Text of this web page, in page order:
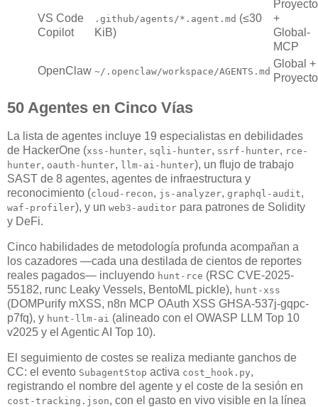
VS Code
Copilot
.github/agents/*.agent.md (≤30
KiB)
Proyecto
+
Global-
MCP
OpenClaw ~/.openclaw/workspace/AGENTS.md
Global +
Proyecto
50 Agentes en Cinco Vías
La lista de agentes incluye 19 especialistas en debilidades
de HackerOne (xss-hunter, sqli-hunter, ssrf-hunter, rce-
hunter, oauth-hunter, llm-ai-hunter), un flujo de trabajo
SAST de 8 agentes, agentes de infraestructura y
reconocimiento (cloud-recon, js-analyzer, graphql-audit,
waf-profiler), y un web3-auditor para patrones de Solidity
y DeFi.
Cinco habilidades de metodología profunda acompañan a
los cazadores —cada una destilada de cientos de reportes
reales pagados— incluyendo hunt-rce (RSC CVE-2025-
55182, runc Leaky Vessels, BentoML pickle), hunt-xss
(DOMPurify mXSS, n8n MCP OAuth XSS GHSA-537j-gqpc-
p7fq), y hunt-llm-ai (alineado con el OWASP LLM Top 10
v2025 y el Agentic AI Top 10).
El seguimiento de costes se realiza mediante ganchos de
CC: el evento SubagentStop activa cost_hook.py,
registrando el nombre del agente y el coste de la sesión en
cost-tracking.json, con el gasto en vivo visible en la línea